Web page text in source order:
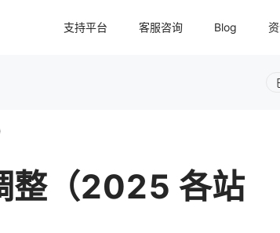
支持平台 客服咨询 Blog
整（2025 各站